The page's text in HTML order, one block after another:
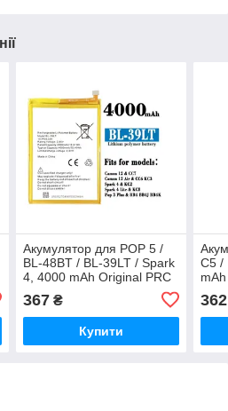
Акумулятор для POP 5 /
BL-48BT / BL-39LT / Spark
4, 4000 mAh Original PRC
367₴
Купити
C5 /
362